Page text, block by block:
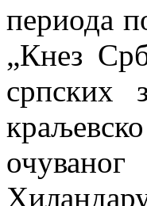
периода
„Кнез
српских